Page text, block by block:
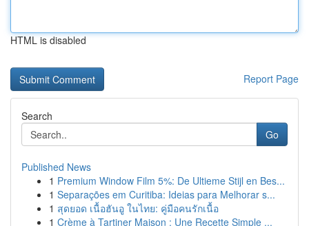
HTML is disabled
Report Page
Search
Go
Published News
1 Premium Window Film 5%: De Ultieme Stijl en Bes...
1 Separações em Curitiba: Ideias para Melhorar s...
1 สุดยอด เนื้อฮันอู ในไทย: คู่มือคนรักเนื้อ
1 Crème à Tartiner Maison : Une Recette Simple ...